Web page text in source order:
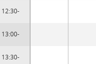
12:30-
13:00-
13:30-